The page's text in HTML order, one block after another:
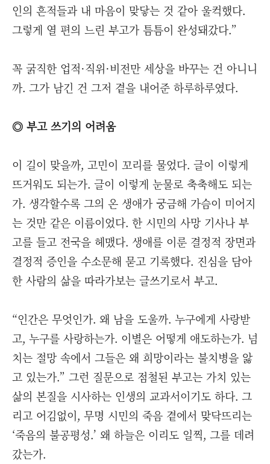
인의 흔적들과 내 마음이 맞닿는 것 같아 울컥했다.
그렇게 열 편의 느린 부고가 틈틈이 완성돼갔다.”
꼭 굵직한 업적·직위·비전만 세상을 바꾸는 건 아니니
까. 그가 남긴 건 그저 곁을 내어준 하루하루였다.
◎ 부고 쓰기의 어려움
이 길이 맞을까, 고민이 꼬리를 물었다. 글이 이렇게
뜨거워도 되는가. 글이 이렇게 눈물로 축축해도 되는
가. 생각할수록 그의 온 생애가 궁금해 가슴이 미어지
는 것만 같은 이름이었다. 한 시민의 사망 기사나 부
고를 들고 전국을 헤맸다. 생애를 이룬 결정적 장면과
결정적 증인을 수소문해 묻고 기록했다. 진심을 담아
한 사람의 삶을 따라가보는 글쓰기로서 부고.
“인간은 무엇인가. 왜 남을 도울까. 누구에게 사랑받
고, 누구를 사랑하는가. 이별은 어떻게 애도하는가. 넘
치는 절망 속에서 그들은 왜 희망이라는 불치병을 앓
고 있는가.” 그런 질문으로 점철된 부고는 가치 있는
삶의 본질을 시사하는 인생의 교과서이기도 하다. 그
리고 어김없이, 무명 시민의 죽음 곁에서 맞닥뜨리는
‘죽음의 불공평성.’ 왜 하늘은 이리도 일찍, 그를 데려
갔는가.